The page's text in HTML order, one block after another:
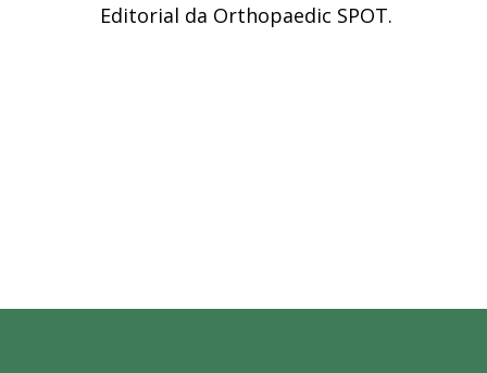
Editorial da Orthopaedic SPOT.